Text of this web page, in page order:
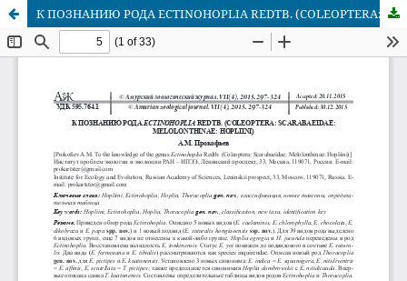
К ПОЗНАНИЮ РОДА ECTINOHOPLIA REDTB. (COLEOPTERA: SCARABAEIDAE: MELOLONTHINAE: HOPLIINI)